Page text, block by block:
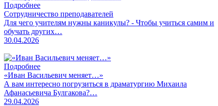
Подробнее
Сотрудничество преподавателей
Для чего учителям нужны каникулы? - Чтобы учиться самим и
обучать других…
30.04.2026
Подробнее
«Иван Васильевич меняет…»
А вам интересно погрузиться в драматургию Михаила
Афанасьевича Булгакова?…
29.04.2026